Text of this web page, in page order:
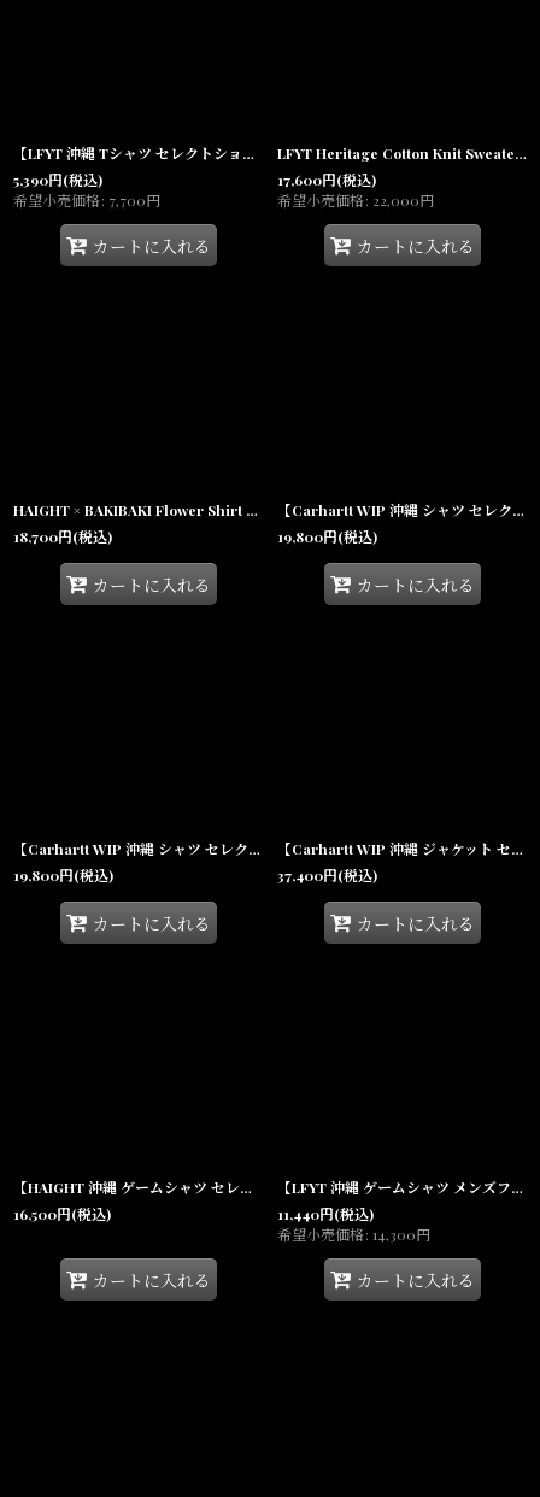
【LFYT 沖縄 Tシャツ セレクトショップ 通販】Digital Icon Tee Light Blue 半袖
5,390円(税込)
希望小売価格: 7,700円
カートに入れる
LFYT Heritage Cotton Knit Sweater BLK ハイゲージ コットンニット ボーダー セーター
17,600円(税込)
希望小売価格: 22,000円
カートに入れる
HAIGHT × BAKIBAKI Flower Shirt アーティスト コラボ オープンカラーシャツ
18,700円(税込)
カートに入れる
【Carhartt WIP 沖縄 シャツ セレクトショップ 通販】Vestige S/S Shirt Vestige Wax 半袖 ショートスリーブ ヴェスティッジ
19,800円(税込)
カートに入れる
【Carhartt WIP 沖縄 シャツ セレクトショップ 通販】Vestige S/S Shirt Vestige Blue 半袖 ショートスリーブ ヴェスティッジ
19,800円(税込)
カートに入れる
【Carhartt WIP 沖縄 ジャケット セレクトショップ 通販】Detroit Jacket Black (Black Rinsed) デトロイト ヘビーウェイト キャンバス 裏地なし
37,400円(税込)
カートに入れる
【HAIGHT 沖縄 ゲームシャツ セレクトショップ】 Flames Soccer Jersey ピンストライプ フレイムス ロングスリーブ サッカージャージ
16,500円(税込)
カートに入れる
【LFYT 沖縄 ゲームシャツ メンズファッション 通販】Stripe Soccer Jersey White ストライプ サッカー ジャージ 半袖 Lafayette
11,440円(税込)
希望小売価格: 14,300円
カートに入れる